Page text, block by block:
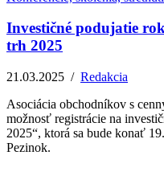
Investičné podujatie
trh 2025
21.03.2025 / Redakcia
Asociácia obchodníkov s
možnosť registrácie na
2025“, ktorá sa bude konať
Pezinok.